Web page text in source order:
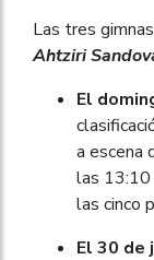
Las tres
Ahtziri
El
a escena
las 13:10
las cinco
El 30 de